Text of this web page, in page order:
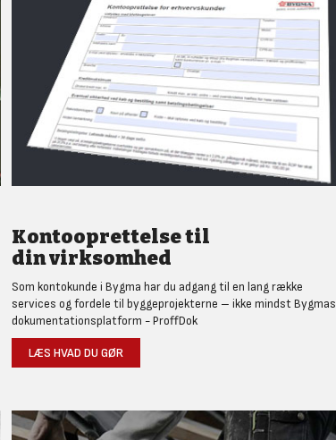
Kontooprettelse til
din virksomhed
Som kontokunde i Bygma har du adgang til en lang række
services og fordele til byggeprojekterne – ikke mindst Bygmas
dokumentationsplatform - ProffDok
LÆS HVAD DU GØR